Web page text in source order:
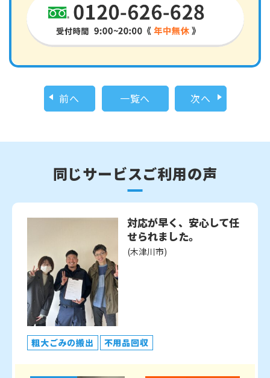
前へ 一覧へ 次へ
同じサービスご利用の声
対応が早く、安心して任
せられました。
(木津川市)
粗大ごみの搬出 不用品回収